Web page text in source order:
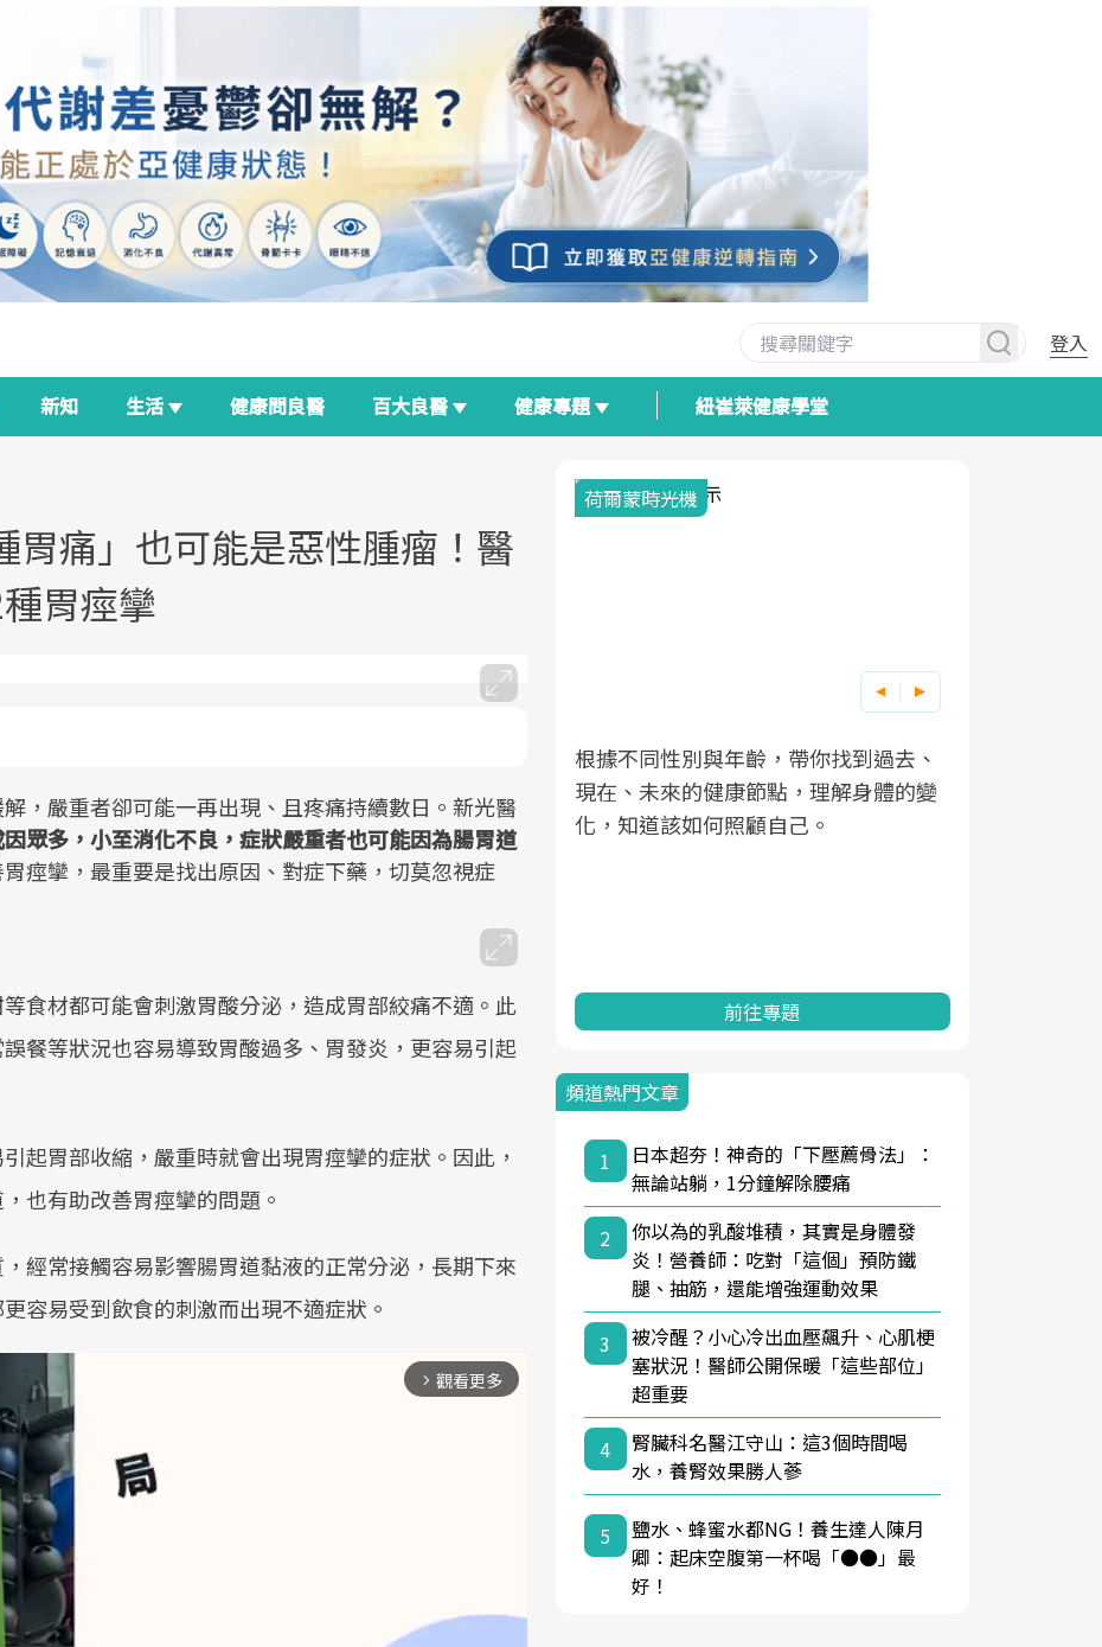
登入
新知 生活 健康問良醫 百大良醫 健康專題 紐崔萊健康學堂
胃痛」也可能是惡性腫瘤！醫
胃痙攣
，嚴重者卻可能一再出現、且疼痛持續數日。新光醫
眾多，小至消化不良，症狀嚴重者也可能因為腸胃道
胃痙攣，最重要是找出原因、對症下藥，切莫忽視症
食材都可能會刺激胃酸分泌，造成胃部絞痛不適。此
餐等狀況也容易導致胃酸過多、胃發炎，更容易引起
起胃部收縮，嚴重時就會出現胃痙攣的症狀。因此，
也有助改善胃痙攣的問題。
經常接觸容易影響腸胃道黏液的正常分泌，長期下來
容易受到飲食的刺激而出現不適症狀。
arrow_forward_ios 觀看更多
邁向「健康照護」的新時代。隨著國家
政策如「健康台灣推動委員會」與「長
照3.0」的推進，「預防醫學」已成全民
關注的核心議題。然而，健檢不只是醫
療院所的服務，更是民眾了解自身健康
狀況、啟動健康管理的重要起點。
前往專題
健康新生活」，從講座、體驗到運動，
全面啟動你的健康革命！
前往專題
發，透過醫學觀點與日常感受的對話，
建立對亞健康的認知，進而引導實際的
改善行動。
前往專題
荷爾蒙時光機
根據不同性別與年齡，帶你找到過去、
現在、未來的健康節點，理解身體的變
化，知道該如何照顧自己。
前往專題
頻道熱門文章
1
日本超夯！神奇的「下壓薦骨法」：
無論站躺，1分鐘解除腰痛
2
你以為的乳酸堆積，其實是身體發
炎！營養師：吃對「這個」預防鐵
腿、抽筋，還能增強運動效果
3
被冷醒？小心冷出血壓飆升、心肌梗
塞狀況！醫師公開保暖「這些部位」
超重要
4
腎臟科名醫江守山：這3個時間喝
水，養腎效果勝人蔘
5
鹽水、蜂蜜水都NG！養生達人陳月
卿：起床空腹第一杯喝「●●」最
好！